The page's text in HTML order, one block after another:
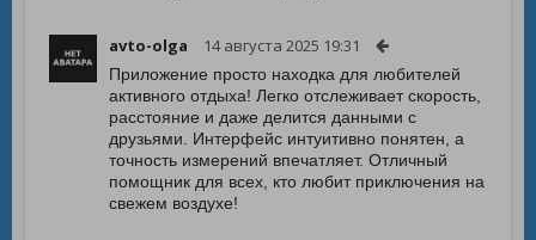
avto-olga 14 августа 2025 19:31
Приложение просто находка для любителей
активного отдыха! Легко отслеживает скорость,
расстояние и даже делится данными с
друзьями. Интерфейс интуитивно понятен, а
точность измерений впечатляет. Отличный
помощник для всех, кто любит приключения на
свежем воздухе!